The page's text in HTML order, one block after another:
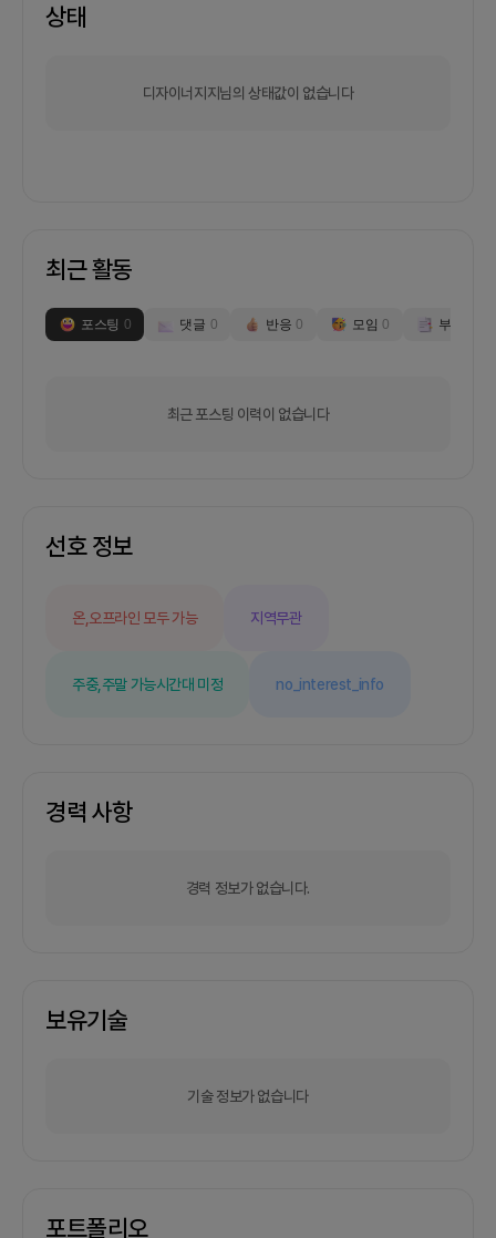
상태
디자이너지지님의 상태값이 없습니다
최근 활동
포스팅 0 댓글 0 반응 0 모임 0 부스
최근 포스팅 이력이 없습니다
선호 정보
온,오프라인 모두 가능 지역무관
주중,주말 가능시간대 미정 no_interest_info
경력 사항
경력 정보가 없습니다.
보유기술
기술 정보가 없습니다
포트폴리오